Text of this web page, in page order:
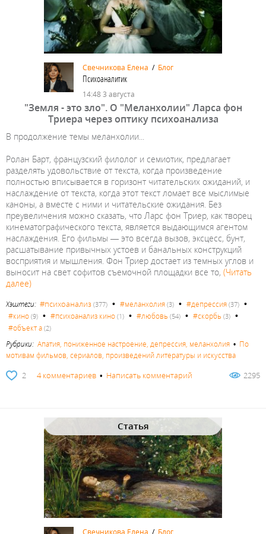
Свечникова Елена / Блог
Психоаналитик
14:48 3 августа
"Земля - это зло". О "Меланхолии" Ларса фон
Триера через оптику психоанализа
В продолжение темы меланхолии...
Ролан Барт, французский филолог и семиотик, предлагает
разделять удовольствие от текста, когда произведение
полностью вписывается в горизонт читательских ожиданий, и
наслаждение от текста, когда этот текст ломает все мыслимые
каноны, а вместе с ними и читательские ожидания. Без
преувеличения можно сказать, что Ларс фон Триер, как творец
кинематографического текста, является выдающимся агентом
наслаждения. Его фильмы — это всегда вызов, эксцесс, бунт,
расшатывание привычных устоев и банальных конструкций
восприятия и мышления. Фон Триер достает из темных углов и
выносит на свет софитов съемочной площадки все то, (Читать
далее)
Хэштеги: #психоанализ (377) • #меланхолия (3) • #депрессия (37) •
#кино (9) • #психоанализ кино (1) • #любовь (54) • #скорбь (3) •
#объект а (2)
Рубрики: Апатия, пониженное настроение, депрессия, меланхолия • По
мотивам фильмов, сериалов, произведений литературы и искусства
2 4 комментариев • Написать комментарий 2295
Статья
Свечникова Елена / Блог